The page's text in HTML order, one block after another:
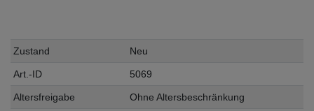
Zustand Neu
Art.-ID 5069
Altersfreigabe Ohne Altersbeschränkung